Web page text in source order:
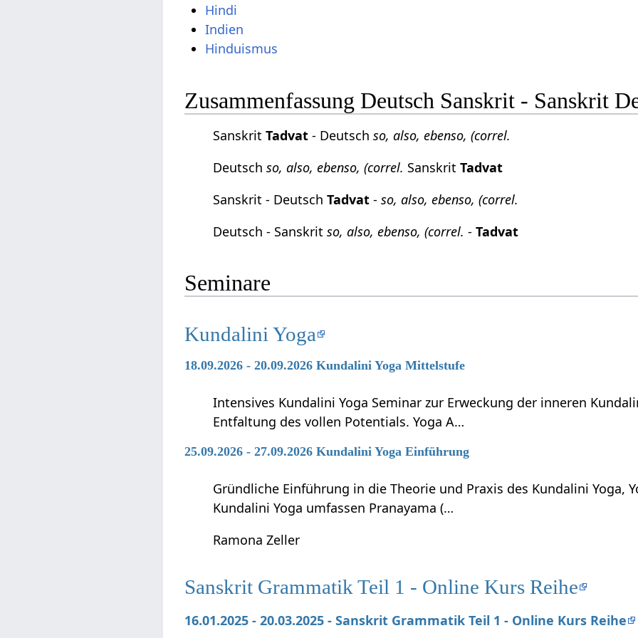
Hindi
Indien
Hinduismus
Zusammenfassung Deutsch Sanskrit - Sanskrit
SanskritTadvat - Deutschso, also, ebenso, (correl.
Deutschso, also, ebenso, (correl. SanskritTadvat
Sanskrit - DeutschTadvat -so, also, ebenso, (correl.
Deutsch - Sanskritso, also, ebenso, (correl. -Tadvat
Seminare
Kundalini Yoga
18.09.2026 - 20.09.2026 Kundalini Yoga Mittelstufe
Intensives Kundalini Yoga Seminar zur Erweckung der inneren
Entfaltung des vollen Potentials. Yoga A…
25.09.2026 - 27.09.2026 Kundalini Yoga Einführung
Gründliche Einführung in die Theorie und Praxis des Kundalini Yoga,
Kundalini Yoga umfassen Pranayama (…
Ramona Zeller
Sanskrit Grammatik Teil 1 - Online Kurs Reihe
16.01.2025 - 20.03.2025 - Sanskrit Grammatik Teil 1 - Online Kurs Reihe